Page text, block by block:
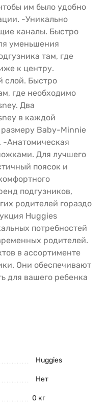
им было удобно
-Уникально
каналы. Быстро
уменьшения
там, где
к центру.
слой. Быстро
где необходимо
Два
в каждой
размеру Baby-Minnie
-Анатомическая
Для лучшего
поясок и
подгузников,
родителей гораздо
Huggies
потребностей
родителей.
в ассортименте
Они обеспечивают
для вашего ребенка
Huggies
Нет
0 кг